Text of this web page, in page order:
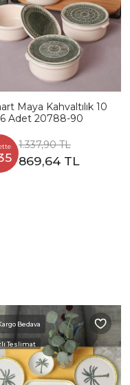
Maya Kahvaltılık 10
Adet 20788-90
1.337,90 TL
869,64 TL
Bedava
Teslimat